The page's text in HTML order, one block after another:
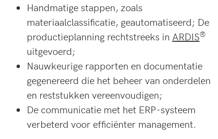
Handmatige stappen, zoals
materiaalclassificatie, geautomatiseerd; De
productieplanning rechtstreeks in ARDIS®
uitgevoerd;
Nauwkeurige rapporten en documentatie
gegenereerd die het beheer van onderdelen
en reststukken vereenvoudigen;
De communicatie met het ERP-systeem
verbeterd voor efficiënter management.